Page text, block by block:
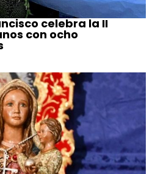
celebra la II
con ocho